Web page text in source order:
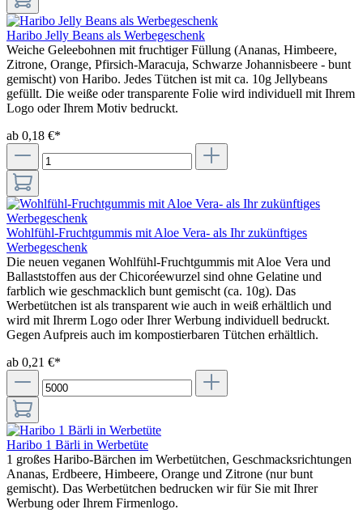
Haribo Jelly Beans als Werbegeschenk
Weiche Geleebohnen mit fruchtiger Füllung (Ananas, Himbeere,
Zitrone, Orange, Pfirsich-Maracuja, Schwarze Johannisbeere - bunt
gemischt) von Haribo. Jedes Tütchen ist mit ca. 10g Jellybeans
gefüllt. Die weiße oder transparente Folie wird individuell mit Ihrem
Logo oder Ihrem Motiv bedruckt.
ab 0,18 €*
Wohlfühl-Fruchtgummis mit Aloe Vera- als Ihr zukünftiges
Werbegeschenk
Die neuen veganen Wohlfühl-Fruchtgummis mit Aloe Vera und
Ballaststoffen aus der Chicoréewurzel sind ohne Gelatine und
farblich wie geschmacklich bunt gemischt (ca. 10g). Das
Werbetütchen ist als transparent wie auch in weiß erhältlich und
wird mit Ihrerm Logo oder Ihrer Werbung individuell bedruckt.
Gegen Aufpreis auch im kompostierbaren Tütchen erhältlich.
ab 0,21 €*
Haribo 1 Bärli in Werbetüte
1 großes Haribo-Bärchen im Werbetütchen, Geschmacksrichtungen
Ananas, Erdbeere, Himbeere, Orange und Zitrone (nur bunt
gemischt). Das Werbetütchen bedrucken wir für Sie mit Ihrer
Werbung oder Ihrem Firmenlogo.